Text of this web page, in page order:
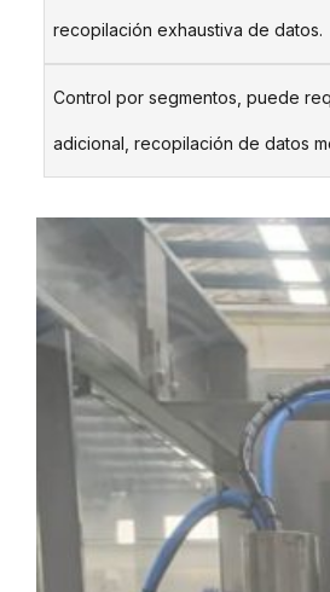
recopilación exhaustiva de datos.
Control por segmentos, puede
adicional, recopilación de datos